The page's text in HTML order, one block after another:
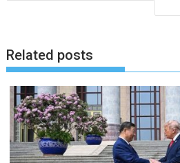
Related posts